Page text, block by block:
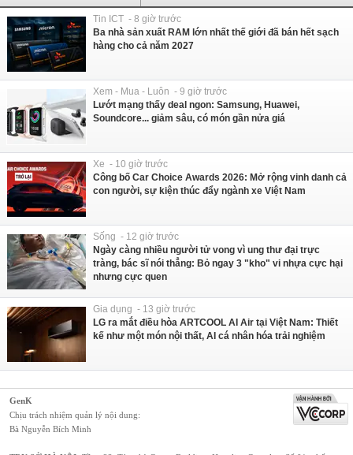
Tin ICT - 8 giờ trước
Ba nhà sản xuất RAM lớn nhất thế giới đã bán hết sạch
hàng cho cả năm 2027
Xem - Mua - Luôn - 9 giờ trước
Lướt mạng thấy deal ngon: Samsung, Huawei,
Soundcore... giảm sâu, có món gần nửa giá
Xe - 10 giờ trước
Công bố Car Choice Awards 2026: Mở rộng vinh danh cả
con người, sự kiện thúc đẩy ngành xe Việt Nam
Sống - 12 giờ trước
Ngày càng nhiều người tử vong vì ung thư đại trực
tràng, bác sĩ nói thẳng: Bỏ ngay 3 "kho" vi nhựa cực hại
nhưng cực quen
Gia dụng - 13 giờ trước
LG ra mắt điều hòa ARTCOOL AI Air tại Việt Nam: Thiết
kế như một món nội thất, AI cá nhân hóa trải nghiệm
GenK
Chịu trách nhiệm quản lý nội dung:
Bà Nguyễn Bích Minh